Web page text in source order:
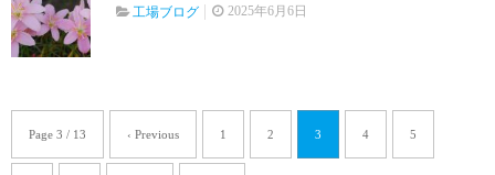
工場ブログ 2025年6月6日
Page 3 / 13 ‹ Previous 1 2 3 4 5